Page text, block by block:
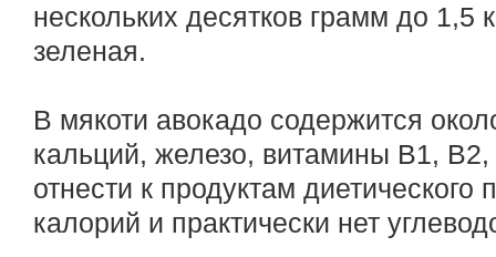
нескольких десятков грамм до 1,5
зеленая.
В мякоти авокадо содержится
кальций, железо, витамины В1,
отнести к продуктам
калорий и практически нет